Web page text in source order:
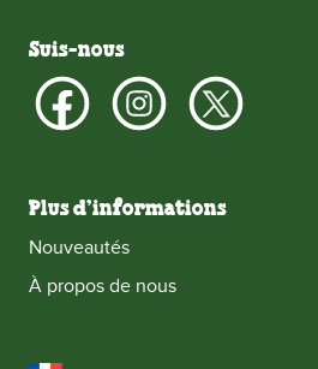
Suis-nous
Plus d’informations
Nouveautés
À propos de nous